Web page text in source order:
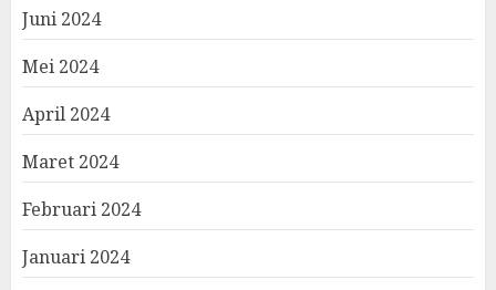
Juni 2024
Mei 2024
April 2024
Maret 2024
Februari 2024
Januari 2024